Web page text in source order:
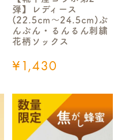
弾】レディース
(22.5cm～24.5cm)ぶ
んぶん・るんるん刺繍
花柄ソックス
¥1,430